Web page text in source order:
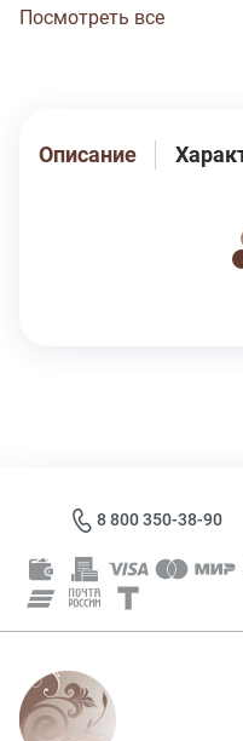
средствами при t 30
автоматической
Посмотреть все
Описание
8 800 350-38-90